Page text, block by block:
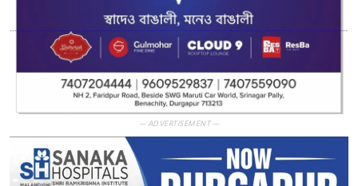
— ADVERTISEMENT —